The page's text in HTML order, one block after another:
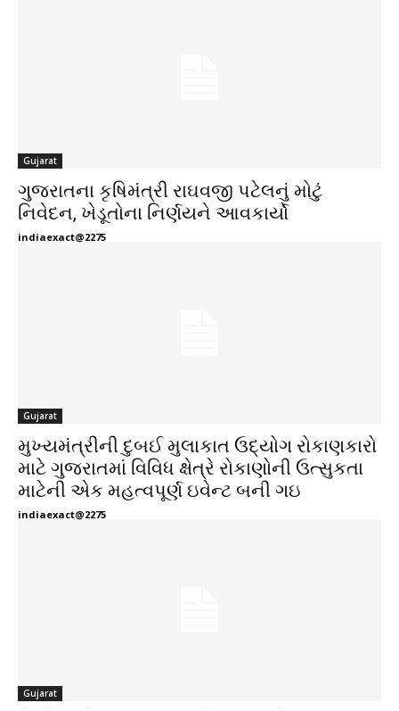
Gujarat
ગુજરાતના કૃષિમંત્રી રાઘવજી પટેલનું મોટું
નિવેદન, ખેડૂતોના નિર્ણયને આવકાર્યો
indiaexact@2275
Gujarat
મુખ્યમંત્રીની દુબઈ મુલાકાત ઉદ્યોગ રોકાણકારો
માટે ગુજરાતમાં વિવિધ ક્ષેત્રે રોકાણોની ઉત્સુકતા
માટેની એક મહત્વપૂર્ણ ઇવેન્ટ બની ગઇ
indiaexact@2275
Gujarat